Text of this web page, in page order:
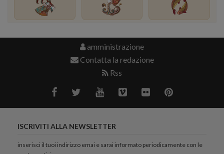
amministrazione
Contatta la redazione
Rss
ISCRIVITI ALLA NEWSLETTER
inserisci il tuoi indirizzo emai e sarai informato periodicamente con le